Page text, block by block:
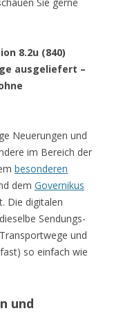
8.2u (840)
ausgeliefert –
Neuerungen und
im Bereich der
besonderen
dem Governikus
Die digitalen
Sendungs-
und
so einfach wie
und